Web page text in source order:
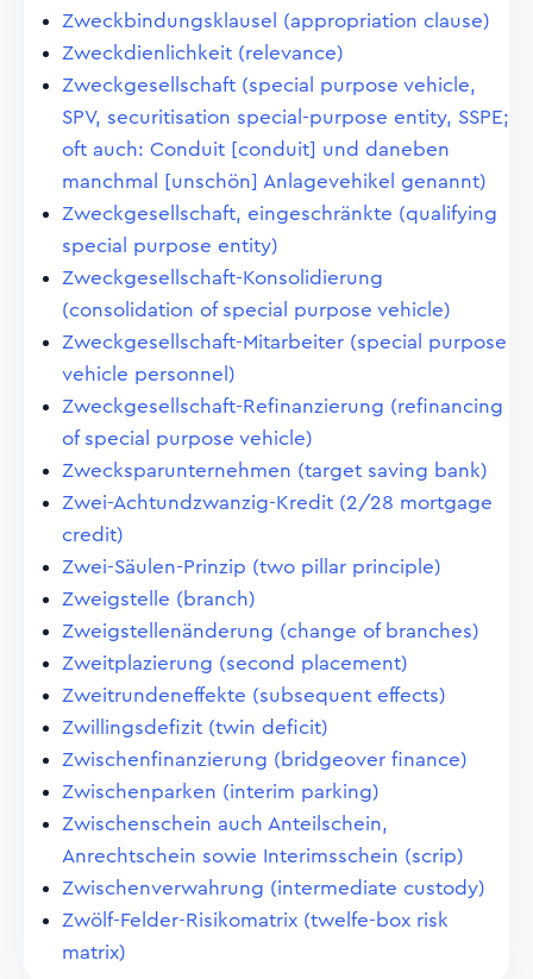
Zweckbindungsklausel (appropriation clause)
Zweckdienlichkeit (relevance)
Zweckgesellschaft (special purpose vehicle,
SPV, securitisation special-purpose entity, SSPE;
oft auch: Conduit [conduit] und daneben
manchmal [unschön] Anlagevehikel genannt)
Zweckgesellschaft, eingeschränkte (qualifying
special purpose entity)
Zweckgesellschaft-Konsolidierung
(consolidation of special purpose vehicle)
Zweckgesellschaft-Mitarbeiter (special purpose
vehicle personnel)
Zweckgesellschaft-Refinanzierung (refinancing
of special purpose vehicle)
Zwecksparunternehmen (target saving bank)
Zwei-Achtundzwanzig-Kredit (2/28 mortgage
credit)
Zwei-Säulen-Prinzip (two pillar principle)
Zweigstelle (branch)
Zweigstellenänderung (change of branches)
Zweitplazierung (second placement)
Zweitrundeneffekte (subsequent effects)
Zwillingsdefizit (twin deficit)
Zwischenfinanzierung (bridgeover finance)
Zwischenparken (interim parking)
Zwischenschein auch Anteilschein,
Anrechtschein sowie Interimsschein (scrip)
Zwischenverwahrung (intermediate custody)
Zwölf-Felder-Risikomatrix (twelfe-box risk
matrix)